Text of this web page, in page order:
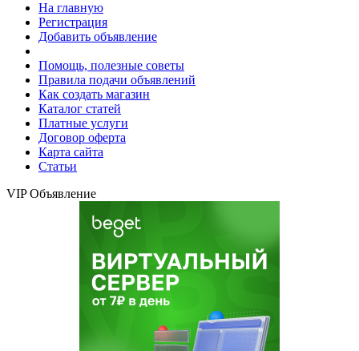
На главную
Регистрация
Добавить объявление
Помощь, полезные советы
Правила подачи объявлений
Как создать магазин
Каталог статей
Платные услуги
Договор оферта
Карта сайта
Статьи
VIP Объявление